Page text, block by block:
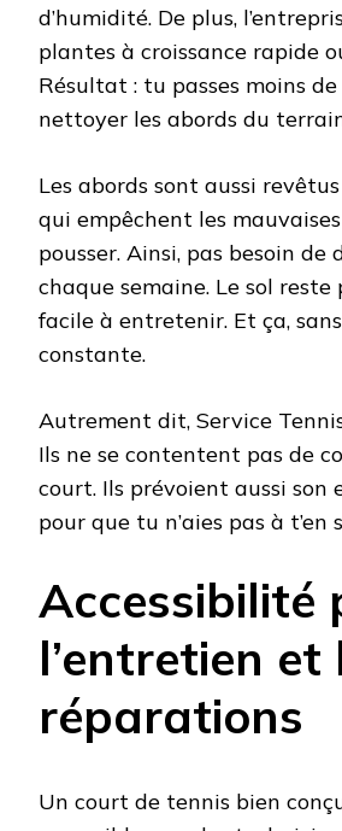
d’humidité. De plus,
plantes à croissance rapide
Résultat : tu passes moins
nettoyer les abords du
Les abords sont aussi
qui empêchent les
pousser. Ainsi, pas besoin de
chaque semaine. Le sol reste
facile à entretenir. Et ça,
constante.
Autrement dit, Service
Ils ne se contentent pas de
court. Ils prévoient aussi son
pour que tu n’aies pas à t’en
Accessibilité
l’entretien et
réparations
Un court de tennis bien